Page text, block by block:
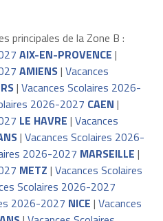
principales de la Zone B :
AIX-EN-PROVENCE |
AMIENS| Vacances
| Vacances Scolaires 2026-
2026-2027 CAEN |
LE HAVRE | Vacances
| Vacances Scolaires 2026-
2026-2027 MARSEILLE |
METZ | Vacances Scolaires
Scolaires 2026-2027
2026-2027 NICE | Vacances